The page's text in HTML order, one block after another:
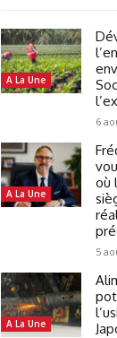
A La Une
6
A La Une
où
5
A La Une